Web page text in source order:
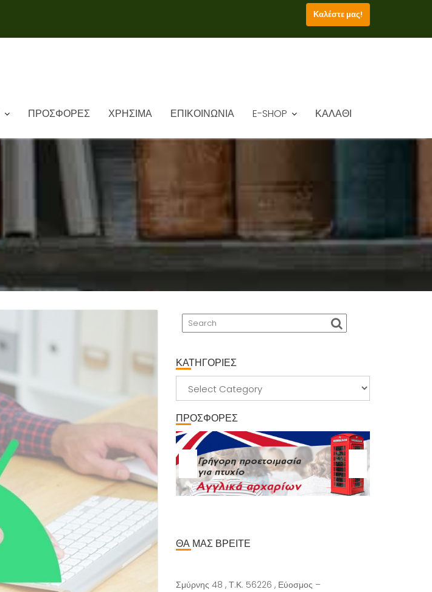
Καλέστε μας!
ΠΡΟΣΦΟΡΕΣ ΧΡΗΣΙΜΑ ΕΠΙΚΟΙΝΩΝΙΑ E-SHOP ΚΑΛΑΘΙ
ΚΑΤΗΓΟΡΙΕΣ
ΚΑΤΗΓΟΡΙΕΣ
ΠΡΟΣΦΟΡΕΣ
ΘΑ ΜΑΣ ΒΡΕΙΤΕ
Σμύρνης 48 , Τ.Κ. 56226 , Εύοσμος –